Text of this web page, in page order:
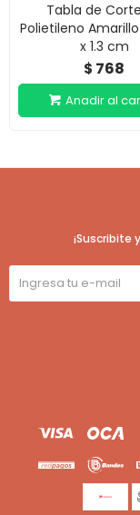
Tabla de
Polietileno
x 1.3 cm
$ 768
¡Suscribite